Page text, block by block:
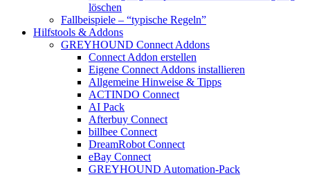
löschen
Fallbeispiele – “typische Regeln”
Hilfstools & Addons
GREYHOUND Connect Addons
Connect Addon erstellen
Eigene Connect Addons installieren
Allgemeine Hinweise & Tipps
ACTINDO Connect
AI Pack
Afterbuy Connect
billbee Connect
DreamRobot Connect
eBay Connect
GREYHOUND Automation-Pack